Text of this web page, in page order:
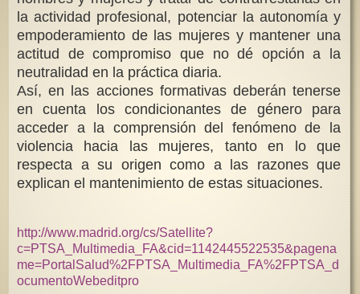
la actividad profesional, potenciar la autonomía y
empoderamiento de las mujeres y mantener una
actitud de compromiso que no dé opción a la
neutralidad en la práctica diaria.
Así, en las acciones formativas deberán tenerse
en cuenta los condicionantes de género para
acceder a la comprensión del fenómeno de la
violencia hacia las mujeres, tanto en lo que
respecta a su origen como a las razones que
explican el mantenimiento de estas situaciones.
http://www.madrid.org/cs/Satellite?
c=PTSA_Multimedia_FA&cid=1142445522535&pagena
me=PortalSalud%2FPTSA_Multimedia_FA%2FPTSA_d
ocumentoWebeditpro